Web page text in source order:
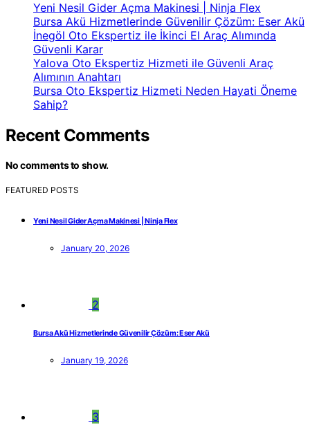
Yeni Nesil Gider Açma Makinesi | Ninja Flex
Bursa Akü Hizmetlerinde Güvenilir Çözüm: Eser Akü
İnegöl Oto Ekspertiz ile İkinci El Araç Alımında
Güvenli Karar
Yalova Oto Ekspertiz Hizmeti ile Güvenli Araç
Alımının Anahtarı
Bursa Oto Ekspertiz Hizmeti Neden Hayati Öneme
Sahip?
Recent Comments
No comments to show.
FEATURED POSTS
Yeni Nesil Gider Açma Makinesi | Ninja Flex
January 20, 2026
2
Bursa Akü Hizmetlerinde Güvenilir Çözüm: Eser Akü
January 19, 2026
3